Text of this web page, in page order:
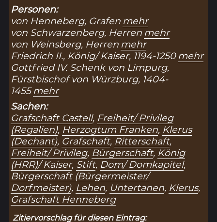
Personen:
von Henneberg, Grafen mehr
von Schwarzenberg, Herren mehr
von Weinsberg, Herren mehr
Friedrich II., König/ Kaiser, 1194-1250 mehr
Gottfried IV. Schenk von Limpurg,
Fürstbischof von Würzburg, 1404-
1455 mehr
Sachen:
Grafschaft Castell, Freiheit/ Privileg
(Regalien), Herzogtum Franken, Klerus
(Dechant), Grafschaft, Ritterschaft,
Freiheit/ Privileg, Bürgerschaft, König
(HRR)/ Kaiser, Stift, Dom/ Domkapitel,
Bürgerschaft (Bürgermeister/
Dorfmeister), Lehen, Untertanen, Klerus,
Grafschaft Henneberg
Zitiervorschlag für diesen Eintrag: